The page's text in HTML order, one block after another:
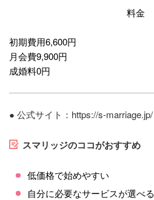
料金
初期費用6,600円
月会費9,900円
成婚料0円
● 公式サイト：https://s-marriage.jp/
スマリッジのココがおすすめ
低価格で始めやすい
自分に必要なサービスが選べる